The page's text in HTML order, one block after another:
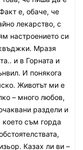
е, обаче, че
лекарство, с
настроението си
Мразя
и в Горната и
И понякога
Животът ми е
– много любов,
раздели и
съм горда
Казах ли ви –